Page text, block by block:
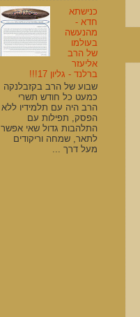
כנישתא
חדא -
מהנעשה
בעולמו
של הרב
אליעזר
ברלנד - גליון 17!!!
שבוע של הרב בקזבלנקה
כמעט כל חודש תשרי
הרב היה עם תלמידיו ללא
הפסק, תפילות עם
התלהבות גדול שאי אפשר
לתאר, שמחה וריקודים
מעל דרך ...